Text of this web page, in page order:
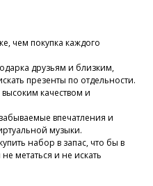
чем покупка каждого
друзьям и близким,
презенты по отдельности.
качеством и
впечатления и
музыки.
набор в запас, что бы в
метаться и не искать